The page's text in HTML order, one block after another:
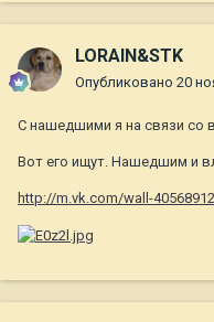
LORAIN&STK
Опубликовано 20
С нашедшими я на связи со
Вот его ищут. Нашедшим и
http://m.vk.com/wall-